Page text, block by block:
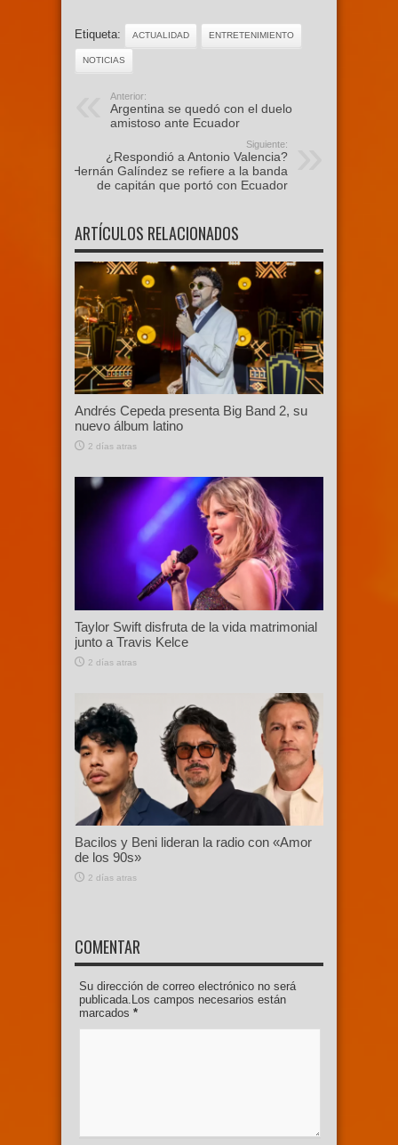
Etiqueta: ACTUALIDAD ENTRETENIMIENTO
NOTICIAS
Anterior:
Argentina se quedó con el duelo
amistoso ante Ecuador
Siguiente:
¿Respondió a Antonio Valencia?
Hernán Galíndez se refiere a la banda
de capitán que portó con Ecuador
ARTÍCULOS RELACIONADOS
Andrés Cepeda presenta Big Band 2, su
nuevo álbum latino
2 días atras
Taylor Swift disfruta de la vida matrimonial
junto a Travis Kelce
2 días atras
Bacilos y Beni lideran la radio con «Amor
de los 90s»
2 días atras
COMENTAR
Su dirección de correo electrónico no será
publicada.Los campos necesarios están
marcados *